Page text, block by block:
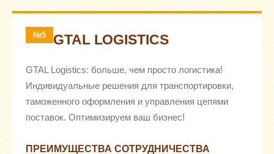
№5 GTAL LOGISTICS
GTAL Logistics: больше, чем просто логистика!
Индивидуальные решения для транспортировки,
таможенного оформления и управления цепями
поставок. Оптимизируем ваш бизнес!
ПРЕИМУЩЕСТВА СОТРУДНИЧЕСТВА